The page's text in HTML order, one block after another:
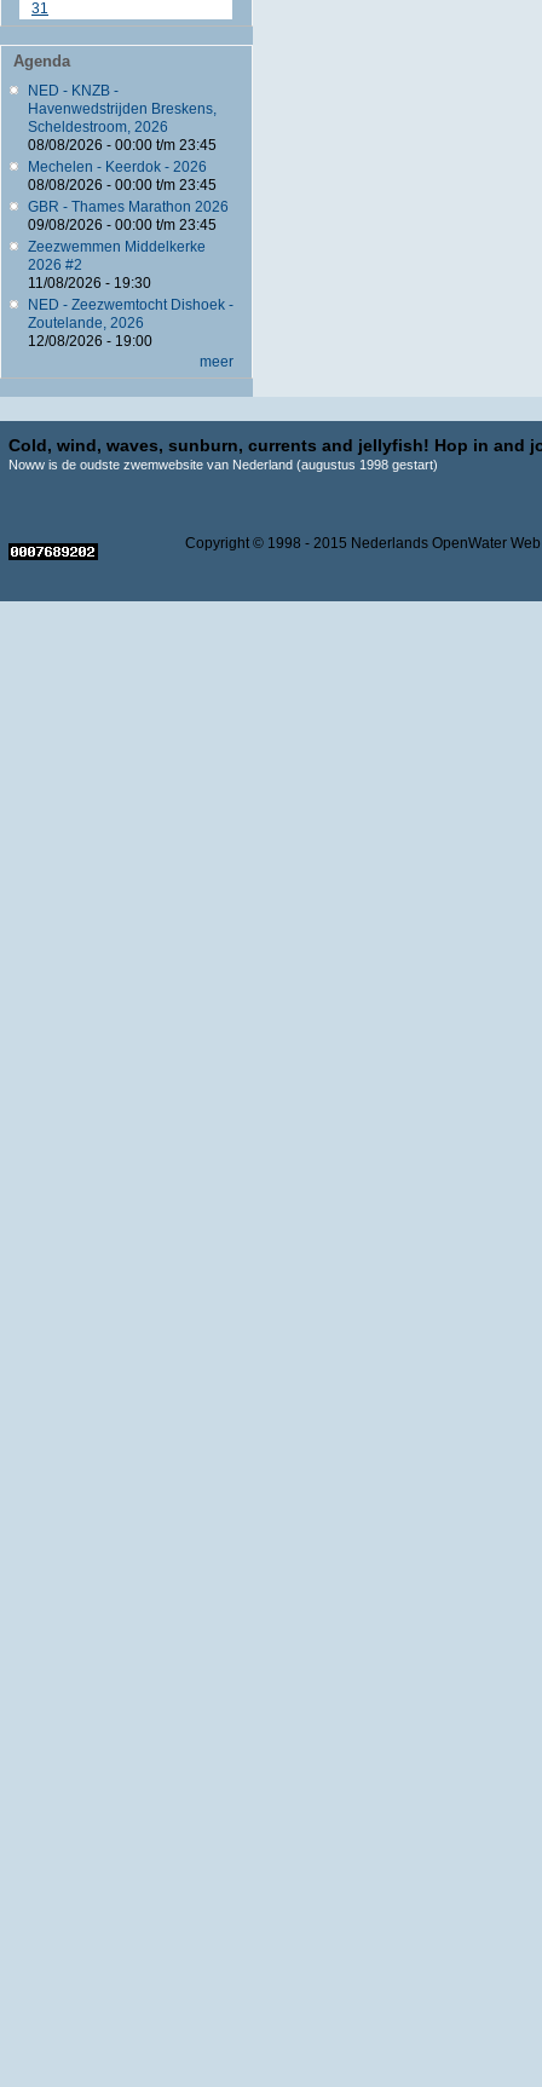
31
Agenda
NED - KNZB -
Havenwedstrijden Breskens,
Scheldestroom, 2026
08/08/2026 - 00:00t/m 23:45
Mechelen - Keerdok - 2026
08/08/2026 - 00:00t/m 23:45
GBR - Thames Marathon 2026
09/08/2026 - 00:00t/m 23:45
Zeezwemmen Middelkerke
2026 #2
11/08/2026 - 19:30
NED - Zeezwemtocht Dishoek -
Zoutelande, 2026
12/08/2026 - 19:00
meer
Cold, wind, waves, sunburn, currents and jellyfish! Hop in and
Noww is de oudste zwemwebsite van Nederland (augustus 1998 gestart)
Copyright © 1998 - 2015 Nederlands OpenWater